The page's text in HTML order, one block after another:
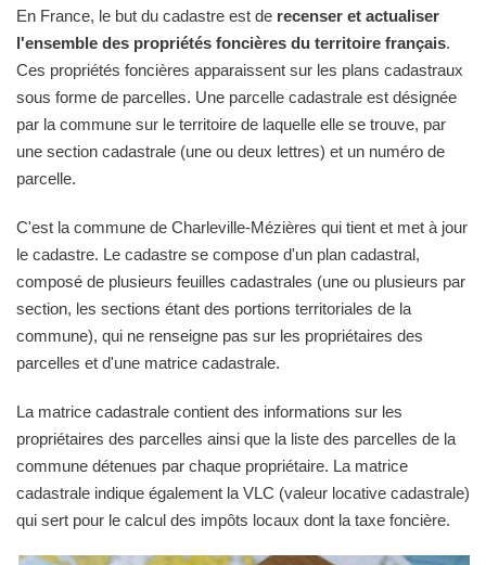
En France, le but du cadastre est de recenser et actualiser
l'ensemble des propriétés foncières du territoire français.
Ces propriétés foncières apparaissent sur les plans cadastraux
sous forme de parcelles. Une parcelle cadastrale est désignée
par la commune sur le territoire de laquelle elle se trouve, par
une section cadastrale (une ou deux lettres) et un numéro de
parcelle.
C'est la commune de Charleville-Mézières qui tient et met à jour
le cadastre. Le cadastre se compose d'un plan cadastral,
composé de plusieurs feuilles cadastrales (une ou plusieurs par
section, les sections étant des portions territoriales de la
commune), qui ne renseigne pas sur les propriétaires des
parcelles et d'une matrice cadastrale.
La matrice cadastrale contient des informations sur les
propriétaires des parcelles ainsi que la liste des parcelles de la
commune détenues par chaque propriétaire. La matrice
cadastrale indique également la VLC (valeur locative cadastrale)
qui sert pour le calcul des impôts locaux dont la taxe foncière.